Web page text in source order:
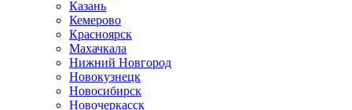
Казань
Кемерово
Красноярск
Махачкала
Нижний Новгород
Новокузнецк
Новосибирск
Новочеркаcск